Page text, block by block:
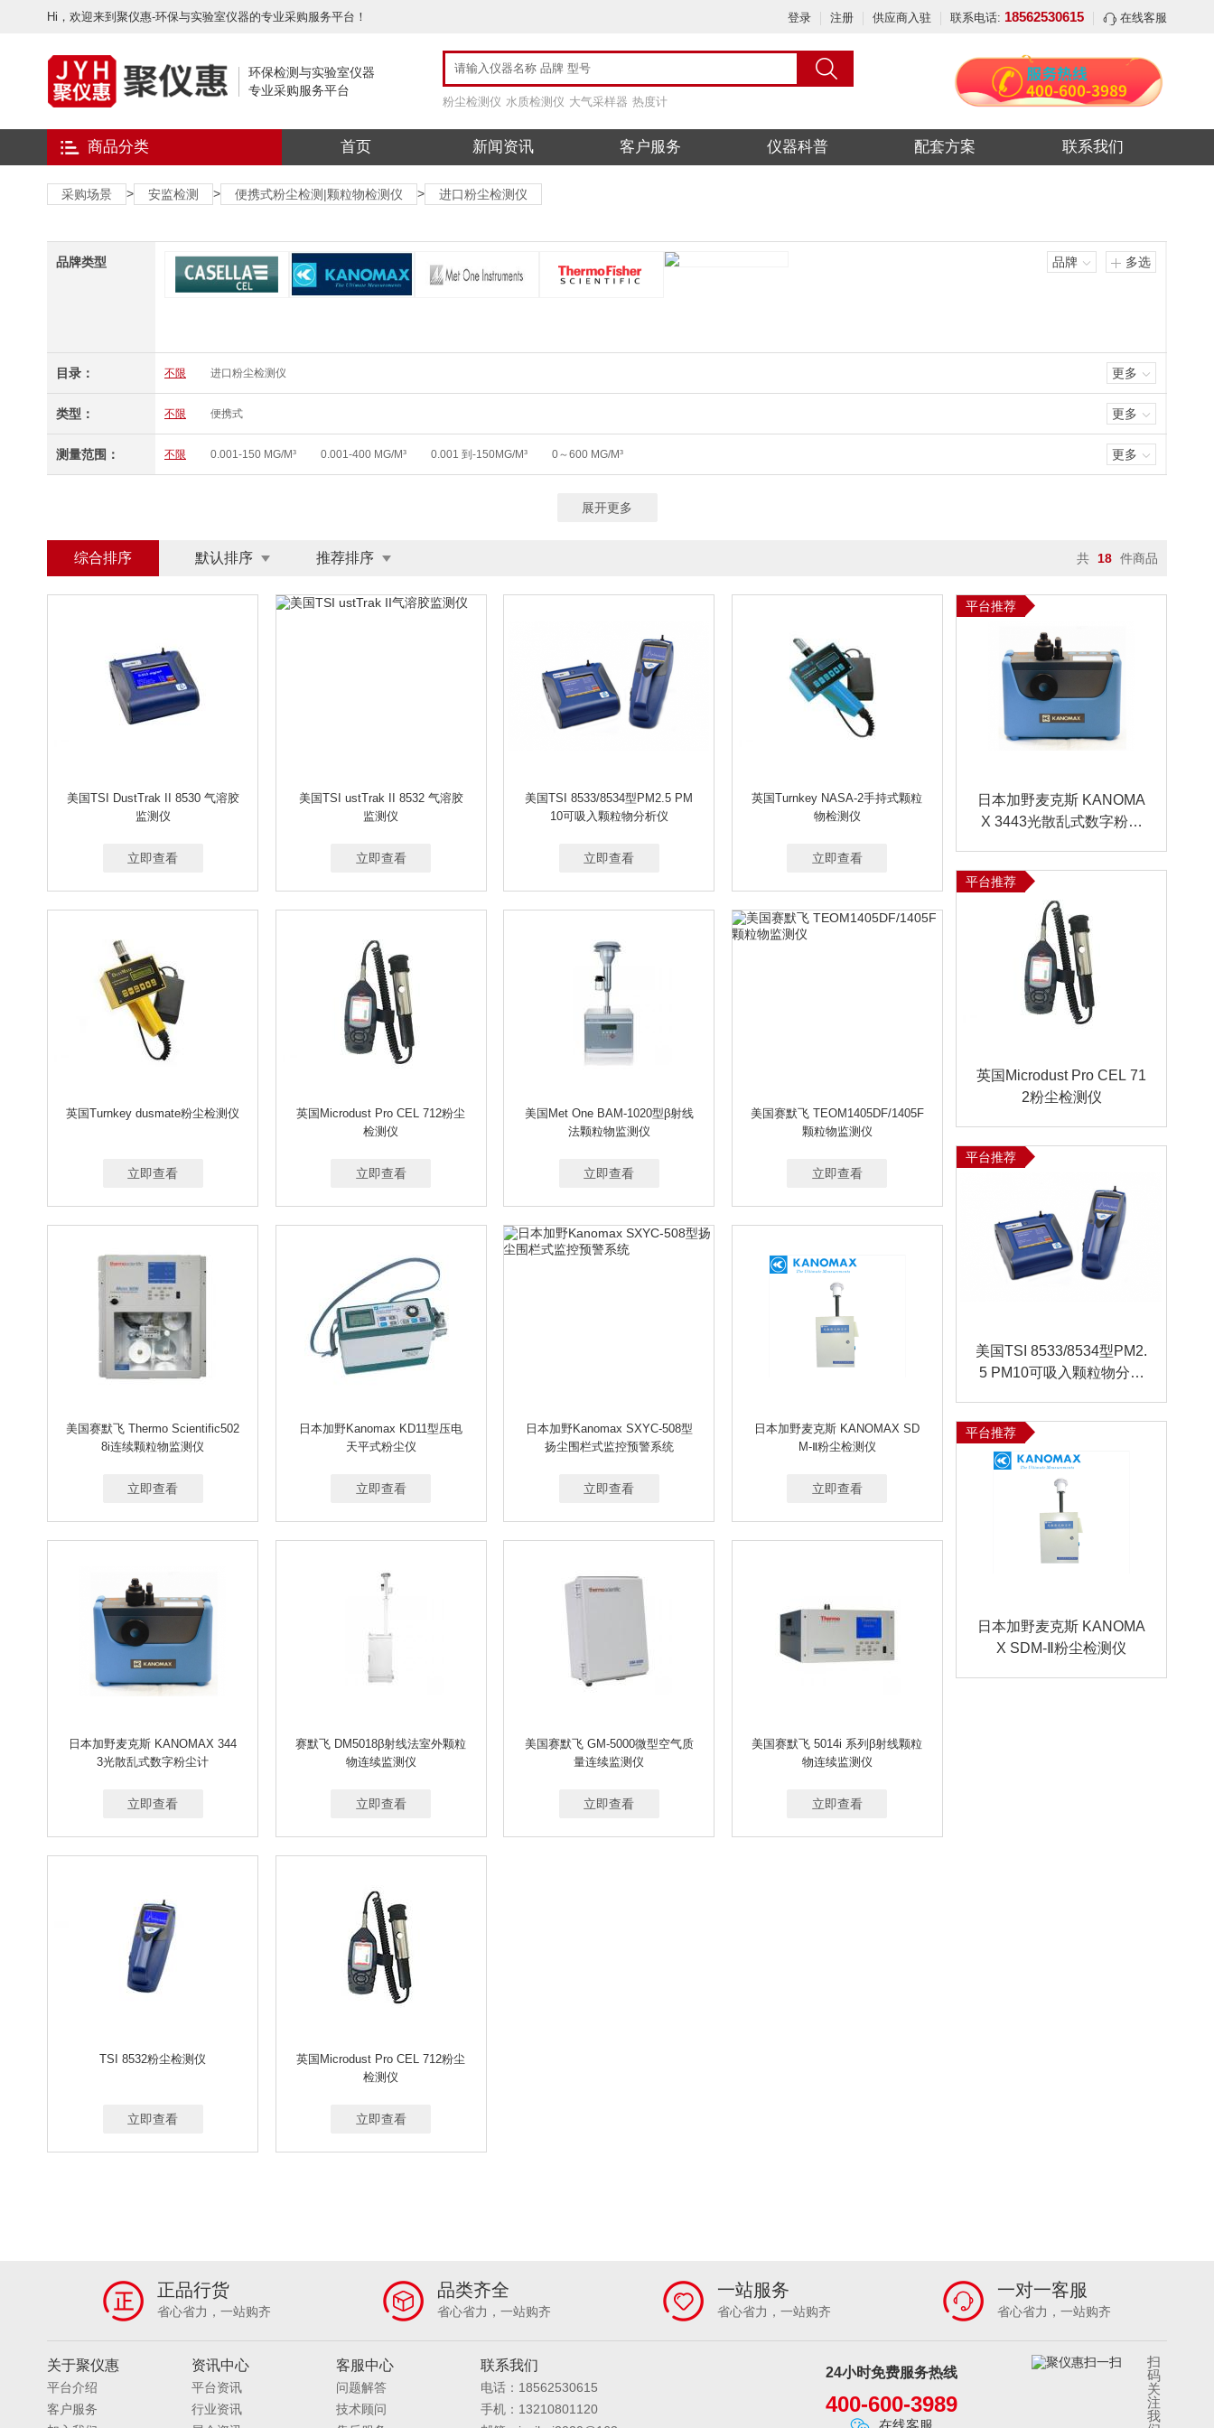
Hi，欢迎来到聚仪惠-环保与实验室仪器的专业采购服务平台！ 登录 注册 供应商入驻 联系电话: 18562530615 在线客服
环保检测与实验室仪器
专业采购服务平台
粉尘检测仪 水质检测仪 大气采样器 热度计
商品分类 首页 新闻资讯 客户服务 仪器科普 配套方案 联系我们
采购场景 > 安监检测 > 便携式粉尘检测|颗粒物检测仪 > 进口粉尘检测仪
品牌类型 品牌 多选
目录： 不限 进口粉尘检测仪 更多
类型： 不限 便携式 更多
测量范围： 不限 0.001-150 MG/M³ 0.001-400 MG/M³ 0.001 到-150MG/M³ 0～600 MG/M³ 更多
展开更多
综合排序 默认排序 推荐排序 共 18 件商品
美国TSI DustTrak II 8530 气溶胶
监测仪
立即查看
美国TSI ustTrak II 8532 气溶胶
监测仪
立即查看
美国TSI 8533/8534型PM2.5 PM
10可吸入颗粒物分析仪
立即查看
英国Turnkey NASA-2手持式颗粒
物检测仪
立即查看
英国Turnkey dusmate粉尘检测仪
立即查看
英国Microdust Pro CEL 712粉尘
检测仪
立即查看
美国Met One BAM-1020型β射线
法颗粒物监测仪
立即查看
美国赛默飞 TEOM1405DF/1405F
颗粒物监测仪
立即查看
美国赛默飞 Thermo Scientific502
8i连续颗粒物监测仪
立即查看
日本加野Kanomax KD11型压电
天平式粉尘仪
立即查看
日本加野Kanomax SXYC-508型
扬尘围栏式监控预警系统
立即查看
日本加野麦克斯 KANOMAX SD
M-Ⅱ粉尘检测仪
立即查看
日本加野麦克斯 KANOMAX 344
3光散乱式数字粉尘计
立即查看
赛默飞 DM5018β射线法室外颗粒
物连续监测仪
立即查看
美国赛默飞 GM-5000微型空气质
量连续监测仪
立即查看
美国赛默飞 5014i 系列β射线颗粒
物连续监测仪
立即查看
TSI 8532粉尘检测仪
立即查看
英国Microdust Pro CEL 712粉尘
检测仪
立即查看
平台推荐
日本加野麦克斯 KANOMA
X 3443光散乱式数字粉尘
平台推荐
英国Microdust Pro CEL 71
2粉尘检测仪
平台推荐
美国TSI 8533/8534型PM2.
5 PM10可吸入颗粒物分析
平台推荐
日本加野麦克斯 KANOMA
X SDM-Ⅱ粉尘检测仪
正品行货
省心省力，一站购齐
品类齐全
省心省力，一站购齐
一站服务
省心省力，一站购齐
一对一客服
省心省力，一站购齐
关于聚仪惠
平台介绍
客户服务
资讯中心
平台资讯
行业资讯
客服中心
问题解答
技术顾问
联系我们
电话：18562530615
手机：13210801120
24小时免费服务热线
400-600-3989
在线客服
扫
码
关
注
我